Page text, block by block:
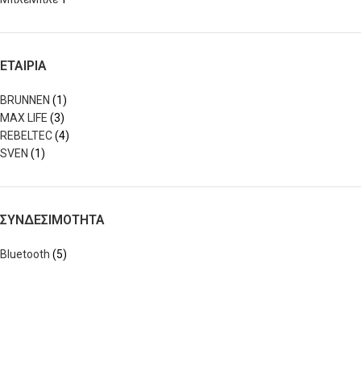
ΕΤΑΙΡΙΑ
BRUNNEN (1)
MAX LIFE (3)
REBELTEC(4)
SVEN (1)
ΣΥΝΔΕΣΙΜΟΤΗΤΑ
Bluetooth (5)